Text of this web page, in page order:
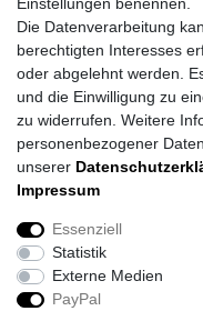
Impressum
Die Datenverarbeitung
berechtigten Interesses
oder abgelehnt werden.
und die Einwilligung zu
zu widerrufen. Weitere
personenbezogener
unserer
Impressum
Essenziell
Statistik
Externe Medien
PayPal